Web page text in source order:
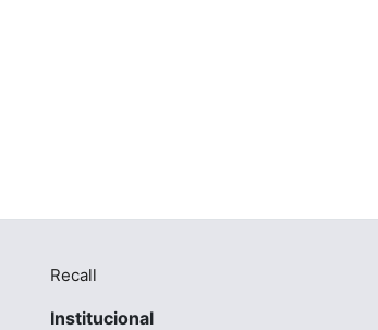
Recall
Institucional